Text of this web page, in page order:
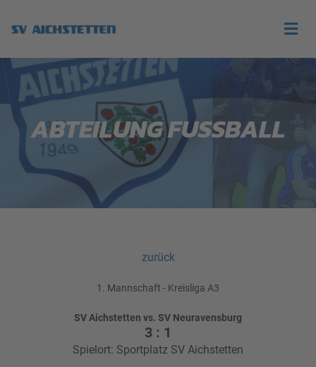
ABTEILUNG FUSSBALL
zurück
1. Mannschaft - Kreisliga A3
SV Aichstetten vs. SV Neuravensburg
3 : 1
Spielort: Sportplatz SV Aichstetten